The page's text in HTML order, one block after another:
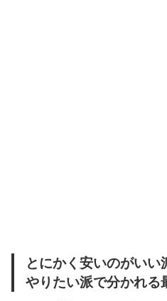
とにかく安いのがい
やりたい派で分かれる